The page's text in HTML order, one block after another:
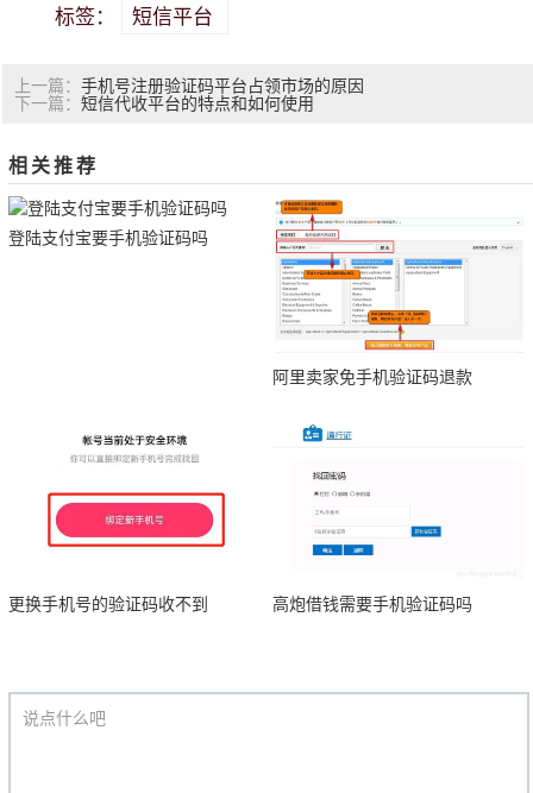
标签： 短信平台
上一篇： 手机号注册验证码平台占领市场的原因
下一篇： 短信代收平台的特点和如何使用
相关推荐
登陆支付宝要手机验证码吗
阿里卖家免手机验证码退款
更换手机号的验证码收不到 高炮借钱需要手机验证码吗
说点什么吧